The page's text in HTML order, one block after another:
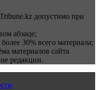
допустимо при
абзаце;
30% всего материала;
материалов сайта
редакции.